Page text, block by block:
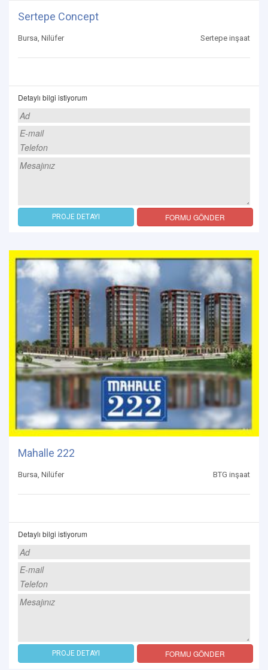
Sertepe Concept
Bursa, Nilüfer Sertepe inşaat
Detaylı bilgi istiyorum
PROJE DETAYI FORMU GÖNDER
Mahalle 222
Bursa, Nilüfer BTG inşaat
Detaylı bilgi istiyorum
PROJE DETAYI FORMU GÖNDER